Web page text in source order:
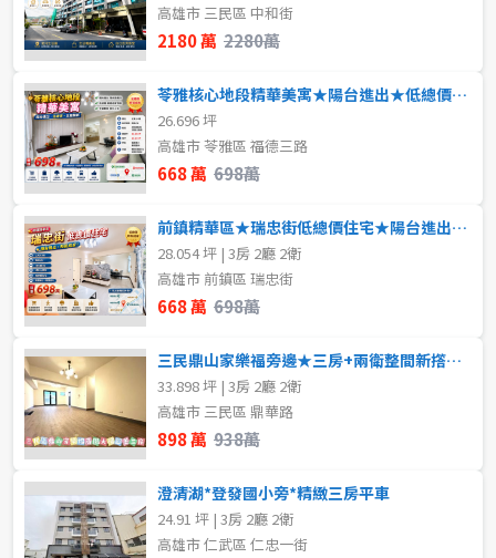
高雄市 三民區 中和街
2180 萬 2280萬
苓雅核心地段精華美寓★陽台進出★低總價★全屋翻新
26.696 坪
高雄市 苓雅區 福德三路
668 萬 698萬
前鎮精華區★瑞忠街低總價住宅★陽台進出★輕鬆成家
28.054 坪 | 3房 2廳 2衛
高雄市 前鎮區 瑞忠街
668 萬 698萬
三民鼎山家樂福旁邊★三房+兩衛整間新撘搭★緊來看
33.898 坪 | 3房 2廳 2衛
高雄市 三民區 鼎華路
898 萬 938萬
澄清湖*登發國小旁*精緻三房平車
24.91 坪 | 3房 2廳 2衛
高雄市 仁武區 仁忠一街